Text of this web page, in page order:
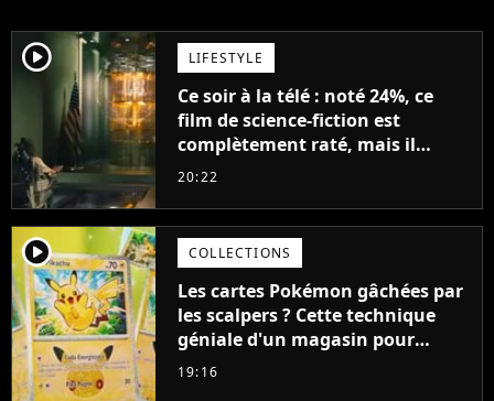
player2 LIFESTYLE
Ce soir à la télé : noté 24%, ce
film de science-fiction est
complètement raté, mais il
aurait pu être encore pire à
20:22
player2 COLLECTIONS
Les cartes Pokémon gâchées par
les scalpers ? Cette technique
géniale d'un magasin pour
ruiner les revendeurs
19:16